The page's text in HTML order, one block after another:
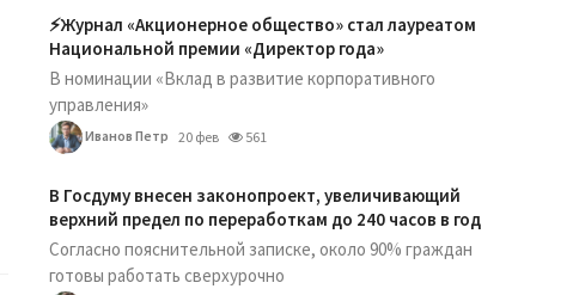
⚡️Журнал «Акционерное общество» стал лауреатом
Национальной премии «Директор года»
В номинации «Вклад в развитие корпоративного
управления»
Иванов Петр 20 фев 561
В Госдуму внесен законопроект, увеличивающий
верхний предел по переработкам до 240 часов в год
Согласно пояснительной записке, около 90% граждан
готовы работать сверхурочно